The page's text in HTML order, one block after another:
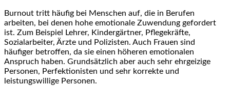
Burnout tritt häufig bei Menschen auf, die in Berufen
arbeiten, bei denen hohe emotionale Zuwendung gefordert
ist. Zum Beispiel Lehrer, Kindergärtner, Pflegekräfte,
Sozialarbeiter, Ärzte und Polizisten. Auch Frauen sind
häufiger betroffen, da sie einen höheren emotionalen
Anspruch haben. Grundsätzlich aber auch sehr ehrgeizige
Personen, Perfektionisten und sehr korrekte und
leistungswillige Personen.